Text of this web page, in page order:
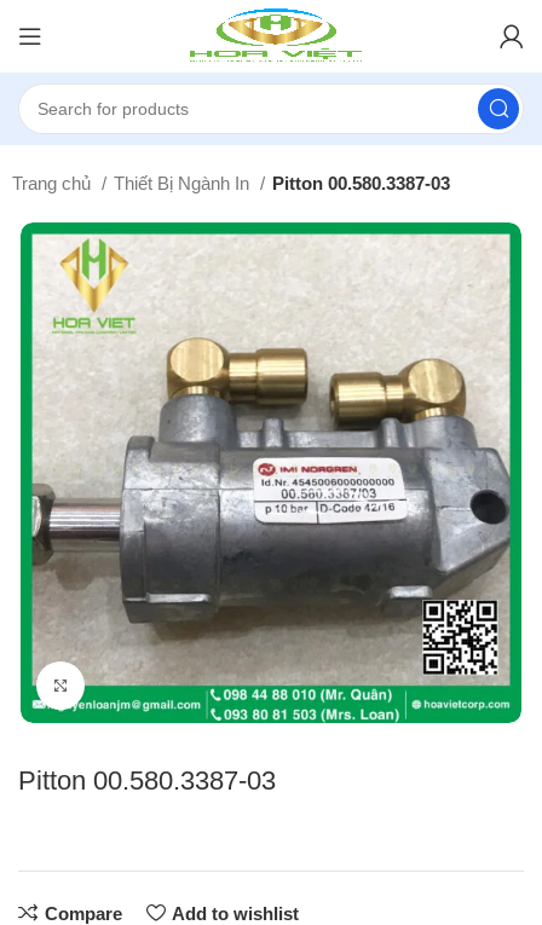
Trang chủ Thiết Bị Ngành In Pitton 00.580.3387-03
Click to enlarge
Pitton 00.580.3387-03
Compare Add to wishlist